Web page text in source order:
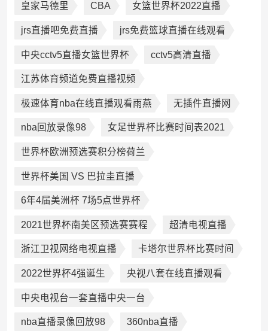
皇家马德里 CBA 女篮世界杯2022直播
jrs直播吧免费直播 jrs免费篮球直播在线观看
中央cctv5直播女篮世界杯 cctv5高清直播
江苏体育频道免费直播视频
极速体育nba在线直播观看雨燕 无插件直播网
nba回放录像98 女足世界杯比赛时间表2021
世界杯欧洲预选赛积分榜荷兰
世界杯美国 VS 巴拉圭直播
6年4届美洲杯 7场5点世界杯
2021世界杯南美区预选赛赛程 超清电视直播
浙江卫视网络电视直播 卡塔尔世界杯比赛时间
2022世界杯4强诞生 央视八套在线直播观看
中央电视台一套直播中央一台
nba直播录像回放98 360nba直播